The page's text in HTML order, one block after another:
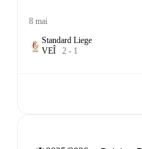
8 mai
Standard Liege
VEÎ 2 - 1